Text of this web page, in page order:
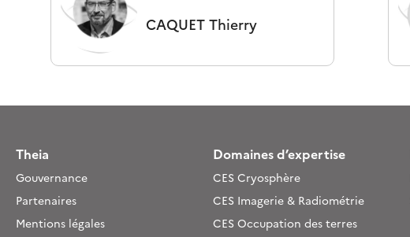
CAQUET Thierry
Theia
Gouvernance
Partenaires
Mentions légales
Domaines d’expertise
CES Cryosphère
CES Imagerie & Radiométrie
CES Occupation des terres